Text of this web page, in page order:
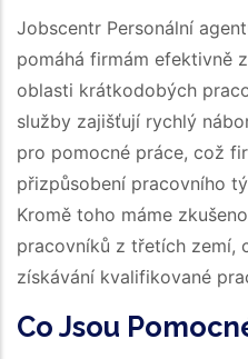
Jobsсentr Personální
pomáhá firmám efektivně
oblasti krátkodobých
služby zajišťují rychlý
pro pomocné práce, což
přizpůsobení pracovního
Kromě toho máme
pracovníků z třetích zemí,
získávání kvalifikované
Co Jsou